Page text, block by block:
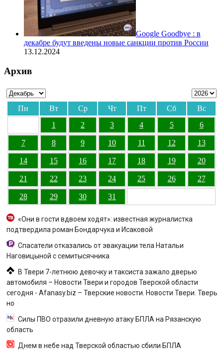
Google Goodbye : в
декабре будут введены новые санкции против России
13.12.2024
Архив
Пн Вт Ср Чт Пт Сб
Вс
1
2 3 4 5 6
7 8 9 10 11 12 13
14 15 16 17 18 19 20
21 22 23 24 25 26 27
28 29 30 31
«Они в гости вдвоем ходят»: известная журналистка
подтвердила роман Бондарчука и Исаковой
Спасатели отказались от эвакуации тела Натальи
Наговицыной с семитысячника
В Твери 7-летнюю девочку и таксиста зажало дверью
автомобиля – Новости Твери и городов Тверской области
сегодня - Afanasy.biz – Тверские новости. Новости Твери. Тверь
но
Силы ПВО отразили дневную атаку БПЛА на Рязанскую
область
Днем в небе над Тверской областью сбили БПЛА